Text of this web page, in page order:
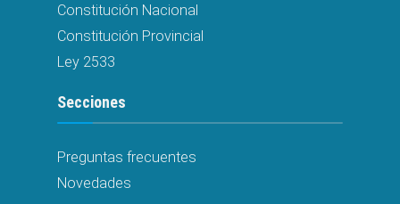
Constitución Nacional
Constitución Provincial
Ley 2533
Secciones
Preguntas frecuentes
Novedades